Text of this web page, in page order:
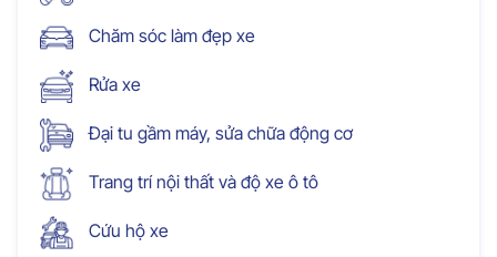
Chăm sóc làm đẹp xe
Rửa xe
Đại tu gầm máy, sửa chữa động cơ
Trang trí nội thất và độ xe ô tô
Cứu hộ xe